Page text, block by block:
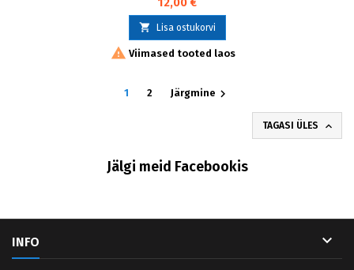
 Lisa ostukorvi
 Viimased tooted laos
1 2 Järgmine 
TAGASI ÜLES 
Jälgi meid Facebookis
INFO 